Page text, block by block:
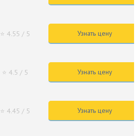
⭐ 4.55 / 5 Узнать цену
⭐ 4.5 / 5 Узнать цену
⭐ 4.45 / 5 Узнать цену